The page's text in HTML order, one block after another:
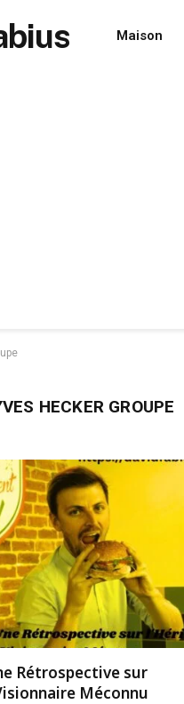
Maison
HECKER GROUPE
Rétrospective sur
Méconnu